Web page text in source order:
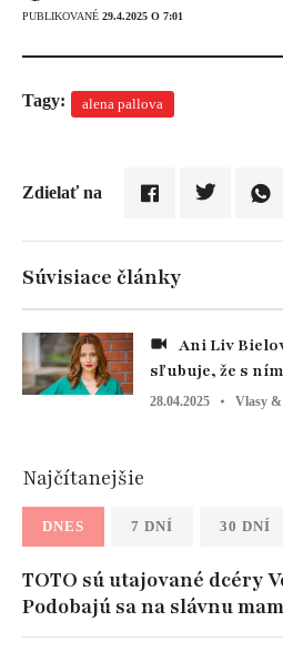
PUBLIKOVANÉ 29.4.2025 O 7:01
Tagy: alena pallova
Zdielať na
Súvisiace články
sľubuje, že s
28.04.2025 Vlasy
Najčítanejšie
DNES 7 DNÍ 30 DNÍ
TOTO sú utajované dcéry
Podobajú sa na slávnu